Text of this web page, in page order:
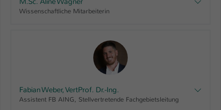
Wissenschaftliche Mitarbeiterin
Fabian Weber, VertProf. Dr.-Ing.
Assistent FB AING, Stellvertretende Fachgebietsleitung